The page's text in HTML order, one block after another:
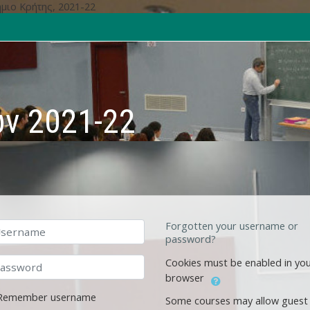
Κρήτης, 2021-22
2021-22
username
Forgotten your username or
password?
Cookies must be enabled in
browser
Some courses may allow guest